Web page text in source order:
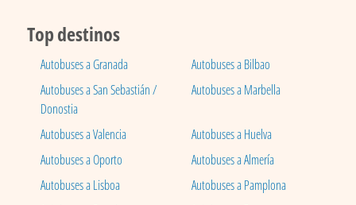
Top destinos
Autobuses a Granada
Autobuses a Bilbao
Autobuses a San Sebastián /
Donostia
Autobuses a Marbella
Autobuses a Valencia
Autobuses a Huelva
Autobuses a Oporto
Autobuses a Almería
Autobuses a Lisboa
Autobuses a Pamplona